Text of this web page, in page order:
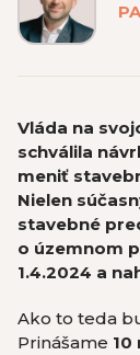
Vláda na
schválila
meniť
Nielen
stavebné
o územnom
1.4.2024 a
Ako to teda
Prinášame 10